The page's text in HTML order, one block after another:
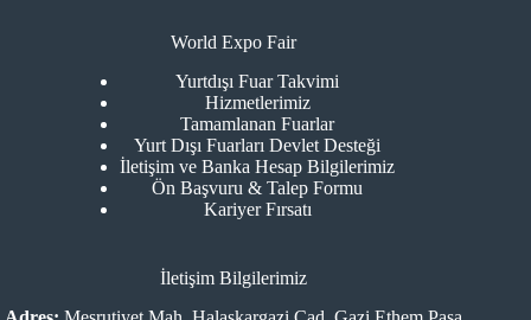
World Expo Fair
Yurtdışı Fuar Takvimi
Hizmetlerimiz
Tamamlanan Fuarlar
Yurt Dışı Fuarları Devlet Desteği
İletişim ve Banka Hesap Bilgilerimiz
Ön Başvuru & Talep Formu
Kariyer Fırsatı
İletişim Bilgilerimiz